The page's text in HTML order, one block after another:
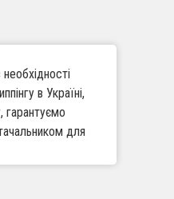
в Україні,
гарантуємо
для